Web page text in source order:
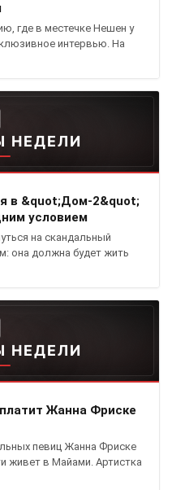
где в местечке Нешен у
интервью. На
НЕДЕЛИ
в &quot;Дом-2&quot;
условием
на скандальный
она должна будет жить
НЕДЕЛИ
Жанна Фриске
певиц Жанна Фриске
живет в Майами. Артистка